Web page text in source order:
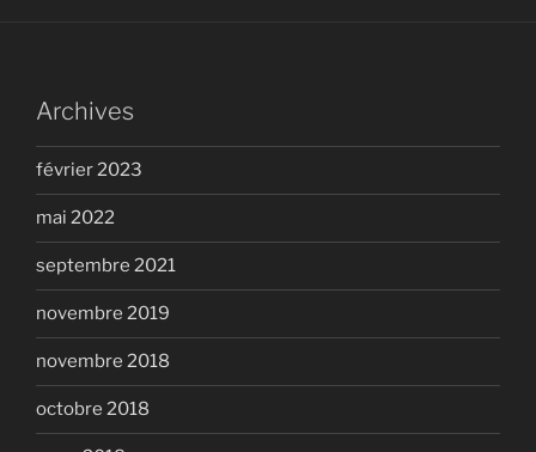
Archives
février 2023
mai 2022
septembre 2021
novembre 2019
novembre 2018
octobre 2018